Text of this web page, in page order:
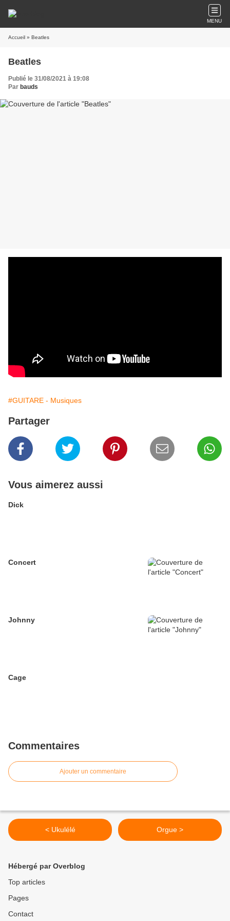
MENU
Accueil » Beatles
Beatles
Publié le 31/08/2021 à 19:08
Par bauds
#GUITARE - Musiques
Partager
Vous aimerez aussi
Dick
Concert
Johnny
Cage
Commentaires
Ajouter un commentaire
< Ukulélé Orgue >
Hébergé par Overblog
Top articles
Pages
Contact